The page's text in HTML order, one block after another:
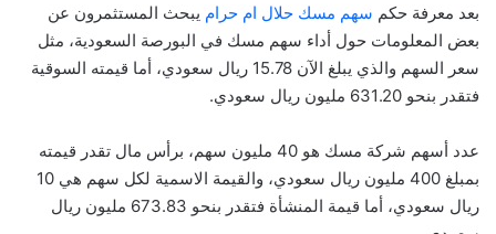
بعد معرفة حكم سهم مسك حلال ام حرام يبحث المستثمرون عن
بعض المعلومات حول أداء سهم مسك في البورصة السعودية، مثل
سعر السهم والذي يبلغ الآن 15.78 ريال سعودي، أما قيمته السوقية
فتقدر بنحو 631.20 مليون ريال سعودي.
عدد أسهم شركة مسك هو 40 مليون سهم، برأس مال تقدر قيمته
بمبلغ 400 مليون ريال سعودي، والقيمة الاسمية لكل سهم هي 10
ريال سعودي، أما قيمة المنشأة فتقدر بنحو 673.83 مليون ريال